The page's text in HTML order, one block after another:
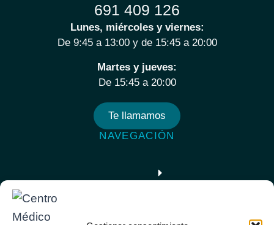
691 409 126
Lunes, miércoles y viernes:
De 9:45 a 13:00 y de 15:45 a 20:00
Martes y jueves:
De 15:45 a 20:00
Te llamamos
NAVEGACIÓN